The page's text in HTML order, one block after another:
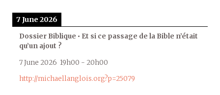
7 June 2026
Dossier Biblique • Et si ce passage de la Bible n’était
qu’un ajout ?
7 June 2026 19h00 - 20h00
http://michaellanglois.org?p=25079